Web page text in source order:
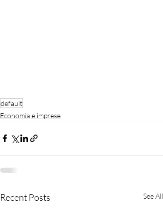
default
Economia e imprese
Recent Posts See All